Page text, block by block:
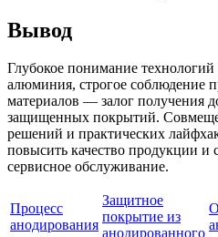
Вывод
Глубокое понимание
алюминия, строгое соблюдение
материалов — залог получения
защищенных покрытий.
решений и практических
повысить качество продукции и
сервисное обслуживание.
Процесс
анодирования
Защитное
покрытие из
анодированного